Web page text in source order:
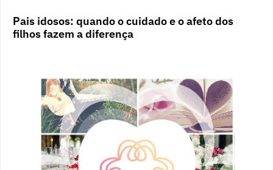
Pais idosos: quando o cuidado e o afeto dos
filhos fazem a diferença